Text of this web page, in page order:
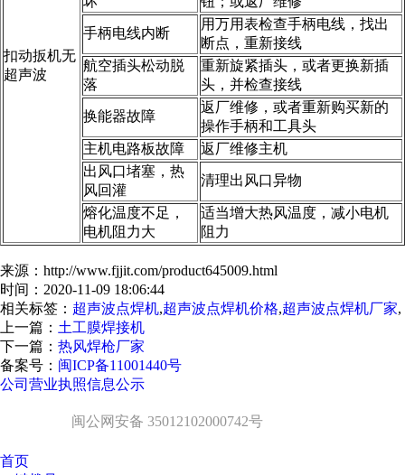
扣动扳机无
超声波
手柄电线内断
用万用表检查手柄电线，找出
断点，重新接线
航空插头松动脱
落
重新旋紧插头，或者更换新插
头，并检查接线
换能器故障
返厂维修，或者重新购买新的
操作手柄和工具头
主机电路板故障
返厂维修主机
出风口堵塞，热
风回灌
清理出风口异物
熔化温度不足，
电机阻力大
适当增大热风温度，减小电机
阻力
来源：http://www.fjjit.com/product645009.html
时间：2020-11-09 18:06:44
相关标签： 超声波点焊机,超声波点焊机价格,超声波点焊机厂家,
上一篇： 土工膜焊接机
下一篇： 热风焊枪厂家
备案号： 闽ICP备11001440号
公司营业执照信息公示
闽公网安备 35012102000742号
首页